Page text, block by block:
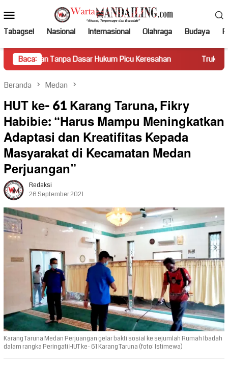
ke
kontenMobile
Tabagsel Nasional Internasional Olahraga Budaya
Baca:
Dasar Hukum Picu Keresahan Truk Miring Hambat Arus
Beranda Medan
HUT ke- 61 Karang Taruna, Fikry
Habibie: “Harus Mampu Meningkatkan
Adaptasi dan Kreatifitas Kepada
Masyarakat di Kecamatan Medan
Perjuangan”
Redaksi
26 September 2021
Karang Taruna Medan Perjuangan gelar bakti sosial ke sejumlah Rumah Ibadah
dalam rangka Peringati HUT ke- 61 Karang Taruna (foto: Istimewa)